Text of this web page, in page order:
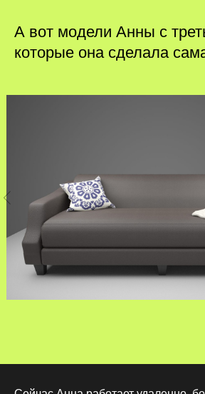
А вот модели Анны с
которые она сделала